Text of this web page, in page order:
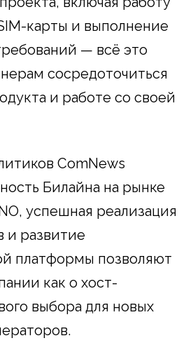
карты и выполнение
— всё это
сосредоточиться
и работе со своей
ComNews
Билайна на рынке
успешная реализация
и развитие
платформы позволяют
как о хост-
выбора для новых